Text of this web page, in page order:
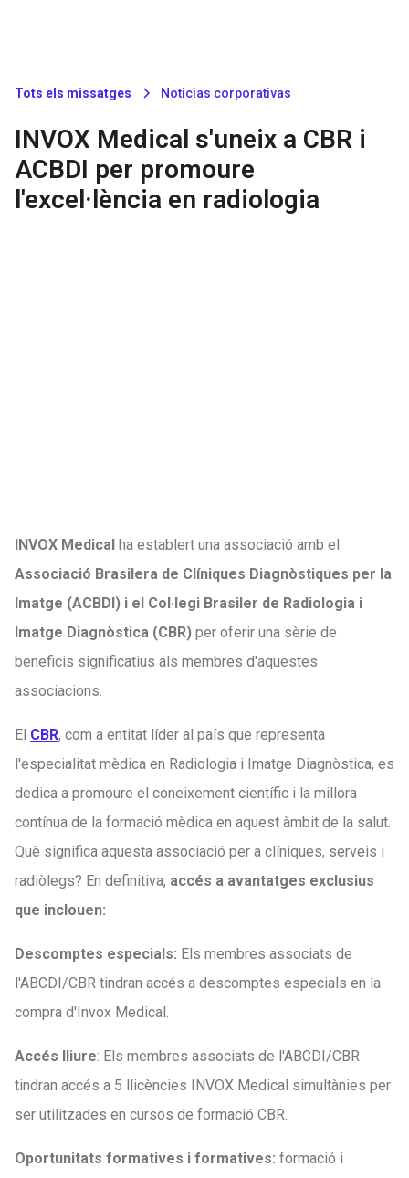
Tots els missatges Noticias corporativas
INVOX Medical s'uneix a CBR i
ACBDI per promoure
l'excel·lència en radiologia
INVOX Medical ha establert una associació amb el
Associació Brasilera de Clíniques Diagnòstiques per la
Imatge (ACBDI) i el Col·legi Brasiler de Radiologia i
Imatge Diagnòstica (CBR) per oferir una sèrie de
beneficis significatius als membres d'aquestes
associacions.
El CBR, com a entitat líder al país que representa
l'especialitat mèdica en Radiologia i Imatge Diagnòstica, es
dedica a promoure el coneixement científic i la millora
contínua de la formació mèdica en aquest àmbit de la salut.
Què significa aquesta associació per a clíniques, serveis i
radiòlegs? En definitiva, accés a avantatges exclusius
que inclouen:
Descomptes especials: Els membres associats de
l'ABCDI/CBR tindran accés a descomptes especials en la
compra d'Invox Medical.
Accés lliure: Els membres associats de l'ABCDI/CBR
tindran accés a 5 llicències INVOX Medical simultànies per
ser utilitzades en cursos de formació CBR.
Oportunitats formatives i formatives: formació i